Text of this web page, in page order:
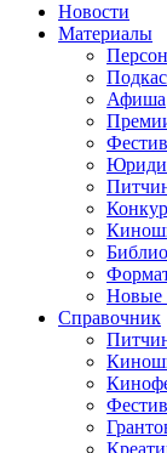
Новости
Материалы
Афиша
Новые
Справочник